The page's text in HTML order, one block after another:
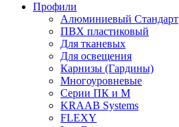
Профили
Алюминиевый Стандарт
ПВХ пластиковый
Для тканевых
Для освещения
Карнизы (Гардины)
Многоуровневые
Серии ПК и М
KRAAB Systems
FLEXY